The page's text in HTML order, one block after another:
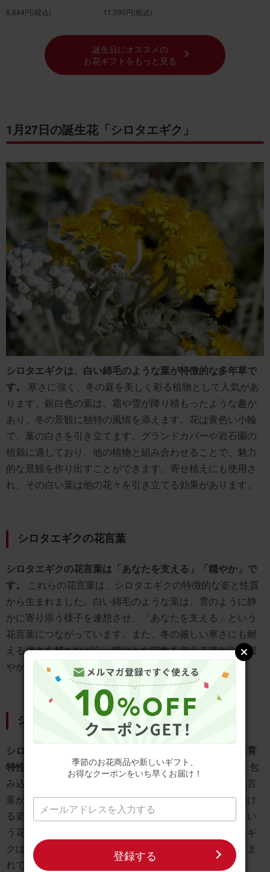
6,644円(税込) 11,090円(税込)
誕生日にオススメの
お花ギフトをもっと見る
1月27日の誕生花「シロタエギク」
シロタエギクは、白い綿毛のような葉が特徴的な多年草で
す。
寒さに強く、冬の庭を美しく彩る植物として人気があ
ります。銀白色の葉は、霜や雪が降り積もったような趣が
あり、冬の景観に独特の風情を添えます。花は黄色い小輪
で、葉の白さを引き立てます。グランドカバーや岩石園の
植栽に適しており、他の植物と組み合わせることで、魅力
的な景観を作り出すことができます。寄せ植えにも使用さ
れ、その白い葉は他の花々を引き立てる効果があります。
シロタエギクの花言葉
シロタエギクの花言葉は「あなたを支える」「穏やか」で
す。
これらの花言葉は、シロタエギクの特徴的な姿と性質
から生まれました。白い綿毛のような葉は、雪のように静
かに寄り添う様子を連想させ、「あなたを支える」という
花言葉につながっています。また、冬の厳しい寒さにも耐
える強さを持ちながら、穏やかな印象を与える姿から「穏
やか」という花言葉が付けられました。
シロタエギクの花言葉の由来
シロタエギクの花言葉の由来は、その特徴的な外観と生育
特性に基づいています。白い綿毛のような葉は、優しく包
み込むような印象を与え、「あなたを支える」という花言
葉が生まれました。また、厳しい環境でも静かに咲き続け
る姿は、内なる強さと穏やかさを象徴し、「穏やか」とい
う花言葉の由来となっています。冬の庭を彩るシロタエギ
クは、静かな強さと優しさを兼ね備えた植物として親しま
れています。
季節のお花商品や新しいギフト、
お得なクーポンをいち早くお届け！
登録する